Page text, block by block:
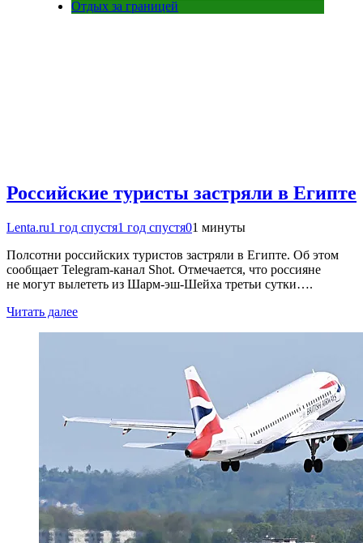
Отдых за границей
Российские туристы застряли в Египте
Lenta.ru1 год спустя1 год спустя01 минуты
Полсотни российских туристов застряли в Египте. Об этом
сообщает Telegram-канал Shot. Отмечается, что россияне
не могут вылететь из Шарм-эш-Шейха третьи сутки….
Читать далее